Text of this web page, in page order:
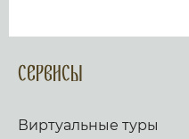
Сервисы
Виртуальные туры